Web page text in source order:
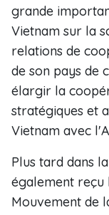
grande
Vietnam sur la
relations de
de son pays de
élargir la
stratégiques et
Vietnam avec
Plus tard dans
également reçu
Mouvement de